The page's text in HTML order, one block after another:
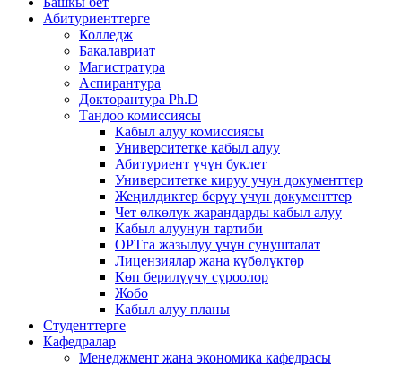
Абитуриенттерге
Колледж
Бакалавриат
Магистратура
Аспирантура
Докторантура Ph.D
Тандоо комиссиясы
Кабыл алуу комиссиясы
Университетке кабыл алуу
Абитуриент үчүн буклет
Университетке кируу учун документтер
Жеңилдиктер берүү үчүн документтер
Чет өлкөлүк жарандарды кабыл алуу
Кабыл алуунун тартиби
ОРТга жазылуу үчүн сунушталат
Лицензиялар жана күбөлүктөр
Көп берилүүчү суроолор
Жобо
Кабыл алуу планы
Студенттерге
Кафедралар
Менеджмент жана экономика кафедрасы